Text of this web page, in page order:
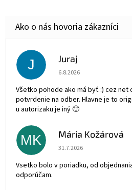
J Juraj
Hodnotenie obchodu je
6.8.2026
Všetko pohode ako má byť :) cez net
potvrdenie na odber. Hlavne je to
u autorizaku je iný 🙂
MK Mária Kožárová
Hodnotenie obchodu je
31.7.2026
Vsetko bolo v poriadku, od
odporúčam.